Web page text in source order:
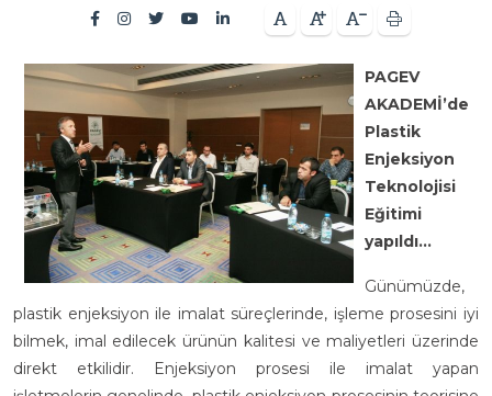
PAGEV
AKADEMİ’de
Plastik
Enjeksiyon
Teknolojisi
Eğitimi
yapıldı…
Günümüzde,
plastik enjeksiyon ile imalat süreçlerinde, işleme prosesini iyi
bilmek, imal edilecek ürünün kalitesi ve maliyetleri üzerinde
direkt etkilidir. Enjeksiyon prosesi ile imalat yapan